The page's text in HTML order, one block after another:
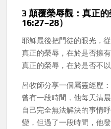
3️ 顛覆榮辱觀：真正
16:27–28）
耶穌最後把門徒的眼光，
真正的榮辱，在於是否擁
真正的榮辱，在於是否不
呂牧師分享一個屬靈經歷：
曾有一段時間，他每天清
自己完全無法解決的事情
變，但過了一段時間，他